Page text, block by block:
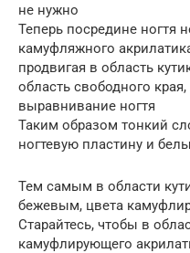
не нужно
Теперь посредине ногтя
камуфляжного
продвигая в область
область свободного
выравнивание ногтя
Таким образом тонкий
ногтевую пластину и
Тем самым в области
бежевым, цвета
Старайтесь, чтобы в
камуфлирующего